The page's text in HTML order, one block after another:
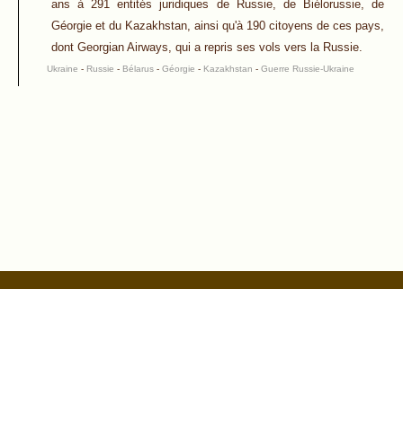
ans à 291 entités juridiques de Russie, de Biélorussie, de
Géorgie et du Kazakhstan, ainsi qu'à 190 citoyens de ces pays,
dont Georgian Airways, qui a repris ses vols vers la Russie.
Ukraine - Russie - Bélarus - Géorgie - Kazakhstan - Guerre Russie-Ukraine